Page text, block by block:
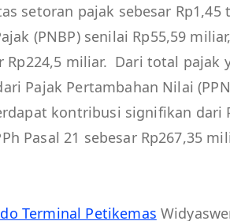
setoran pajak sebesar Rp1,45
(PNBP) senilai Rp55,59
Rp224,5 miliar. Dari total pajak
Pajak Pertambahan Nilai
kontribusi signifikan dari
Pasal 21 sebesar Rp267,35
Terminal Petikemas